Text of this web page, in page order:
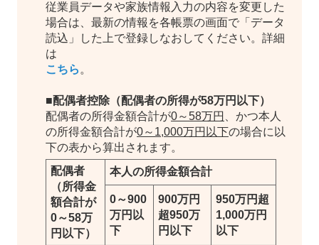
従業員データや家族情報入力の内容を変更した
場合は、最新の情報を各帳票の画面で「データ
読込」した上で登録しなおしてください。詳細
は
こちら 。
■配偶者控除（配偶者の所得が58万円以下）
配偶者の所得金額合計が0～58万円
、かつ本人
の所得金額合計が0～1,000万円以下の場合に以
下の表から算出されます。
配偶者
（所得金
額合計が
0～58万
円以下）
本人の所得金額合計
0～900
万円以
下
900万円
超950万
円以下
950万円超
1,000万円
以下